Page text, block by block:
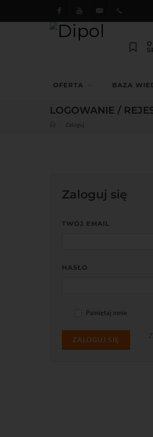
FacebookYoutubedipol@dipol.com.pl
OFERTA BAZA
LOGOWANIE /
Zaloguj
Zaloguj się
TWÓJ EMAIL
HASŁO
Pamiętaj mnie
ZALOGUJ SIĘ